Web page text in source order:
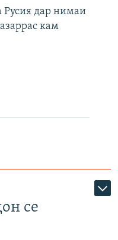
Русия дар нимаи
кам
се